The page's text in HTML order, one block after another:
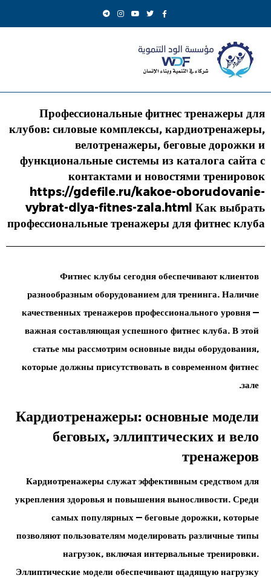
Профессиональные фитнес тренажеры для
клубов: силовые комплексы, кардиотренажеры,
велотренажеры, беговые дорожки и
функциональные системы из каталога сайта с
контактами и новостями тренировок
https://gdefile.ru/kakoe-oborudovanie-
vybrat-dlya-fitnes-zala.html Как выбрать
профессиональные тренажеры для фитнес клуба
Фитнес клубы сегодня обеспечивают клиентов
разнообразным оборудованием для тренинга. Наличие
качественных тренажеров профессионального уровня —
важная составляющая успешного фитнес клуба. В этой
статье мы рассмотрим основные виды оборудования,
которые должны присутствовать в современном фитнес
зале.
Кардиотренажеры: основные модели
беговых, эллиптических и вело
тренажеров
Кардиотренажеры служат эффективным средством для
укрепления здоровья и повышения выносливости. Среди
самых популярных — беговые дорожки, которые
позволяют пользователям моделировать различные типы
нагрузок, включая интервальные тренировки.
Эллиптические модели обеспечивают щадящую нагрузку